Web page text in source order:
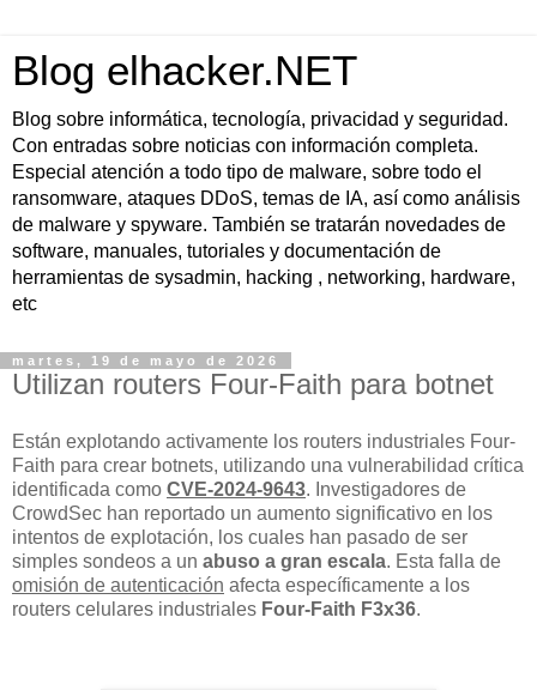
Blog elhacker.NET
Blog sobre informática, tecnología, privacidad y seguridad.
Con entradas sobre noticias con información completa.
Especial atención a todo tipo de malware, sobre todo el
ransomware, ataques DDoS, temas de IA, así como análisis
de malware y spyware. También se tratarán novedades de
software, manuales, tutoriales y documentación de
herramientas de sysadmin, hacking , networking, hardware,
etc
martes, 19 de mayo de 2026
Utilizan routers Four-Faith para botnet
Están explotando activamente los routers industriales Four-
Faith para crear botnets, utilizando una vulnerabilidad crítica
identificada como CVE-2024-9643. Investigadores de
CrowdSec han reportado un aumento significativo en los
intentos de explotación, los cuales han pasado de ser
simples sondeos a un abuso a gran escala. Esta falla de
omisión de autenticación afecta específicamente a los
routers celulares industriales Four-Faith F3x36.